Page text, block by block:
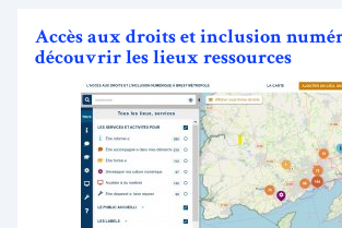
Accès aux droits et inclusion
découvrir les lieux ressources